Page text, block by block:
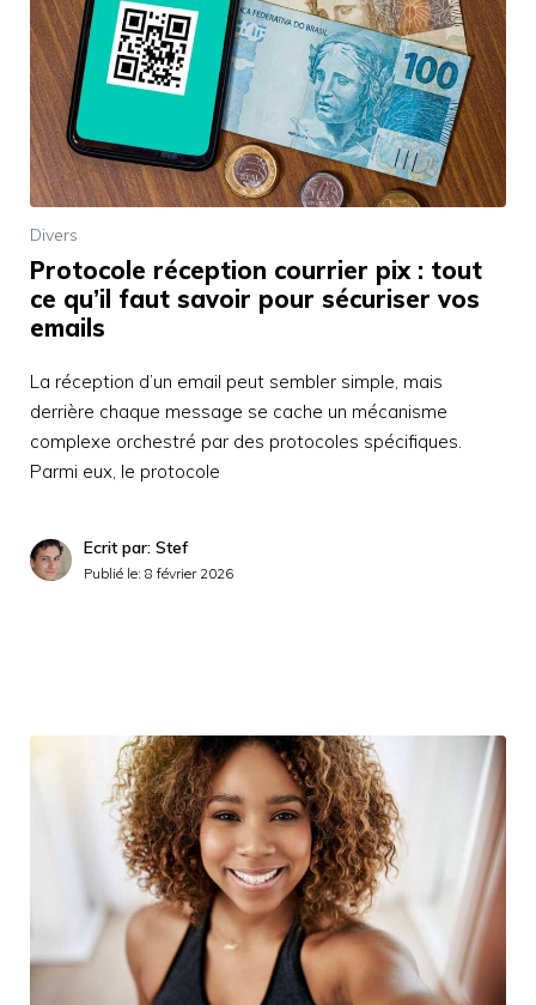
Divers
Protocole réception courrier pix : tout
ce qu’il faut savoir pour sécuriser vos
emails
La réception d’un email peut sembler simple, mais
derrière chaque message se cache un mécanisme
complexe orchestré par des protocoles spécifiques.
Parmi eux, le protocole
Ecrit par: Stef
Publié le: 8 février 2026